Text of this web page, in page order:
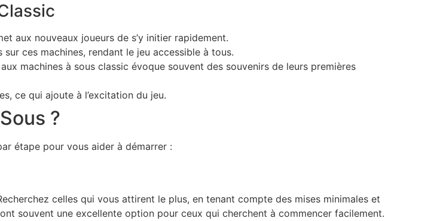
aux nouveaux joueurs de s’y initier rapidement.
ces machines, rendant le jeu accessible à tous.
machines à sous classic évoque souvent des souvenirs de leurs premières
ce qui ajoute à l’excitation du jeu.
?
étape pour vous aider à démarrer :
celles qui vous attirent le plus, en tenant compte des mises minimales et
souvent une excellente option pour ceux qui cherchent à commencer facilement.